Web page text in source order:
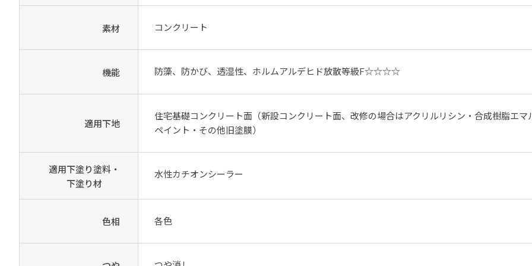
素材 コンクリート
機能 防藻、防かび、透湿性、ホルムアルデヒド放散等級F☆☆☆☆
適用下地
住宅基礎コンクリート面（新設コンクリート面、改修の場合はアクリルリシン・合成樹脂エマ
ペイント・その他旧塗膜）
適用下塗り塗料・
下塗り材
水性カチオンシーラー
色相 各色